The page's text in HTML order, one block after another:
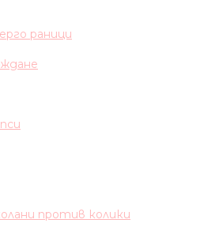
раници
против колики